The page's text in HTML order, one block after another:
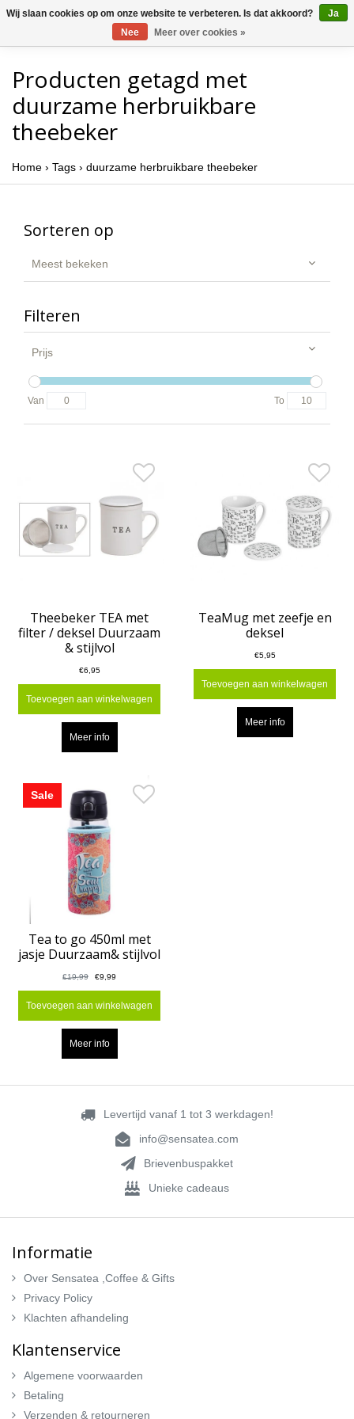
Producten getagd met
duurzame herbruikbare
theebeker
Home › Tags › duurzame herbruikbare theebeker
Sorteren op
Meest bekeken
Filteren
Prijs
Van To
Theebeker TEA met
filter / deksel Duurzaam
& stijlvol
€6,95
Toevoegen aan winkelwagen
Meer info
TeaMug met zeefje en
deksel
€5,95
Toevoegen aan winkelwagen
Meer info
Sale
Tea to go 450ml met
jasje Duurzaam& stijlvol
€19,99 €9,99
Toevoegen aan winkelwagen
Meer info
Levertijd vanaf 1 tot 3 werkdagen!
info@sensatea.com
Brievenbuspakket
Unieke cadeaus
Informatie
Over Sensatea ,Coffee & Gifts
Privacy Policy
Klachten afhandeling
Klantenservice
Algemene voorwaarden
Betaling
Verzenden & retourneren
Wij slaan cookies op om onze website te verbeteren. Is dat akkoord?
Ja
Nee
Meer over cookies »